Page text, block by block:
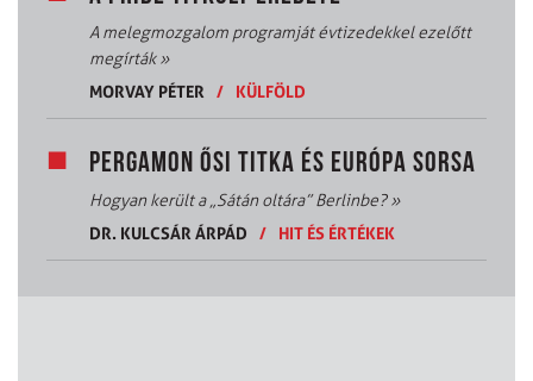
A melegmozgalom programját évtizedekkel ezelőtt
megírták»
MORVAY PÉTER
/ KÜLFÖLD
PERGAMON ŐSI TITKA ÉS EURÓPA SORSA
Hogyan került a „Sátán oltára” Berlinbe?»
DR. KULCSÁR ÁRPÁD
/ HIT ÉS ÉRTÉKEK